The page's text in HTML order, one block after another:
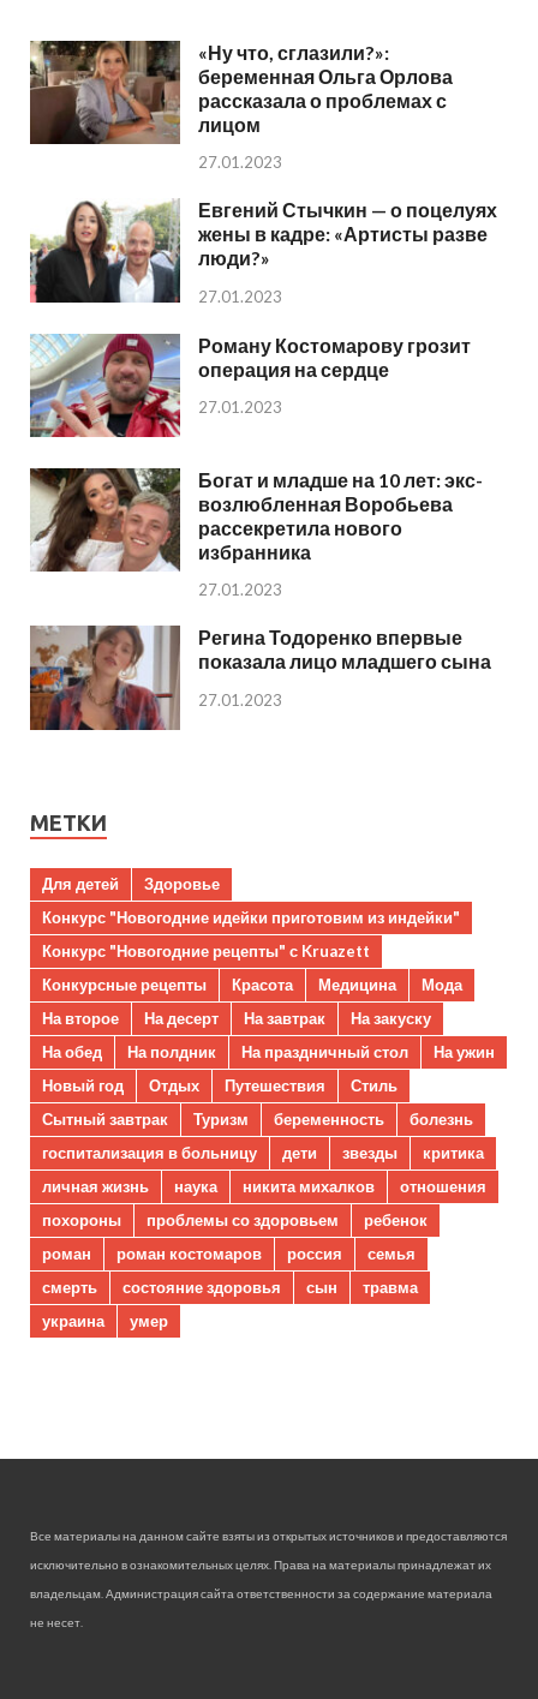
«Ну что, сглазили?»:
беременная Ольга Орлова
рассказала о проблемах с
лицом
27.01.2023
Евгений Стычкин — о поцелуях
жены в кадре: «Артисты разве
люди?»
27.01.2023
Роману Костомарову грозит
операция на сердце
27.01.2023
Богат и младше на 10 лет: экс-
возлюбленная Воробьева
рассекретила нового
избранника
27.01.2023
Регина Тодоренко впервые
показала лицо младшего сына
27.01.2023
МЕТКИ
Для детей
Здоровье
Конкурс "Новогодние идейки приготовим из индейки"
Конкурс "Новогодние рецепты" с Kruazett
Конкурсные рецепты
Красота Медицина
Мода
На второе
На десерт На завтрак
На закуску
На обед
На полдник На праздничный стол
На ужин
Новый год
Отдых Путешествия
Стиль
Сытный завтрак
Туризм беременность
болезнь
госпитализация в больницу
дети звезды
критика
личная жизнь
наука никита михалков
отношения
похороны
проблемы со здоровьем
ребенок
роман
роман костомаров россия
семья
смерть
состояние здоровья сын
травма
украина
умер
Все материалы на данном сайте взяты из открытых источников и предоставляются
исключительно в ознакомительных целях. Права на материалы принадлежат их
владельцам. Администрация сайта ответственности за содержание материала
не несет.